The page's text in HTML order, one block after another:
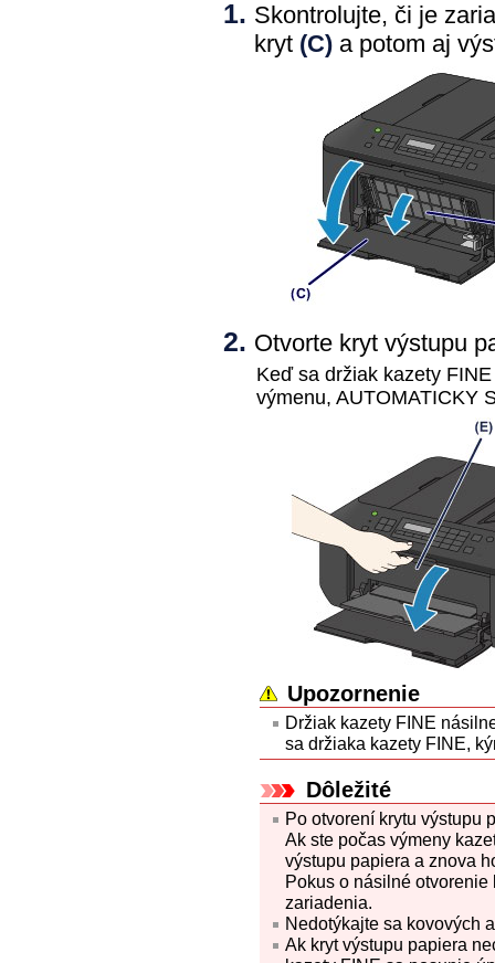
Skontrolujte, či je
kryt (C) a potom aj
Otvorte kryt výstupu
Keď sa držiak kazety FINE
výmenu, AUTOMATICKY
Upozornenie
Držiak kazety FINE
sa držiaka kazety FINE,
Dôležité
Po otvorení krytu výstupu
Ak ste počas výmeny
výstupu papiera a znova
Pokus o násilné otvorenie
zariadenia.
Nedotýkajte sa kovových
Ak kryt výstupu papiera